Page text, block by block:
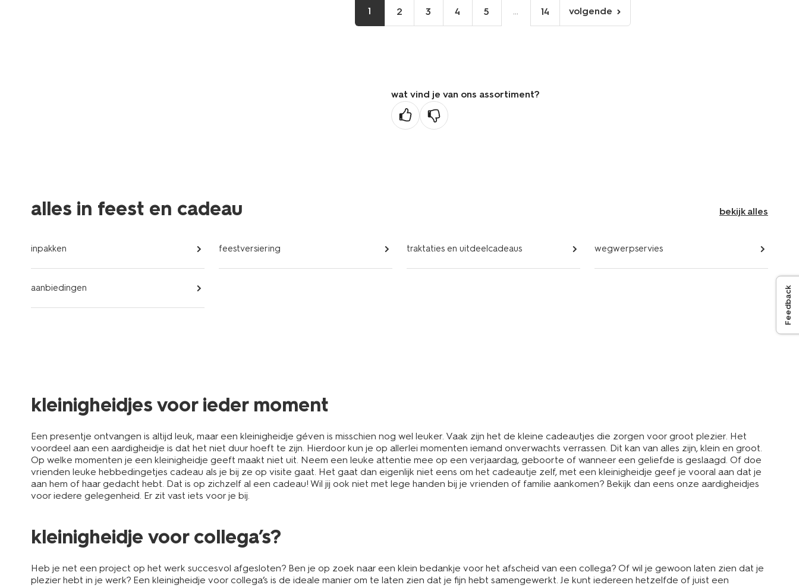
1 2 3 4 5 ... 14
volgende
pagina
volgende
wat vind je van ons assortiment?
Feedback
alles in feest en cadeau bekijk alles
inpakken feestversiering traktaties en uitdeelcadeaus wegwerpservies
aanbiedingen
kleinigheidjes voor ieder moment
Een presentje ontvangen is altijd leuk, maar een kleinigheidje géven is misschien nog wel leuker. Vaak zijn het de kleine cadeautjes die zorgen voor groot plezier. Het
voordeel aan een aardigheidje is dat het niet duur hoeft te zijn. Hierdoor kun je op allerlei momenten iemand onverwachts verrassen. Dit kan van alles zijn, klein en groot.
Op welke momenten je een kleinigheidje geeft maakt niet uit. Neem een leuke attentie mee op een verjaardag, geboorte of wanneer een geliefde is geslaagd. Of doe
vrienden leuke hebbedingetjes cadeau als je bij ze op visite gaat. Het gaat dan eigenlijk niet eens om het cadeautje zelf, met een kleinigheidje geef je vooral aan dat je
aan hem of haar gedacht hebt. Dat is op zichzelf al een cadeau! Wil jij ook niet met lege handen bij je vrienden of familie aankomen? Bekijk dan eens onze aardigheidjes
voor iedere gelegenheid. Er zit vast iets voor je bij.
kleinigheidje voor collega’s?
Heb je net een project op het werk succesvol afgesloten? Ben je op zoek naar een klein bedankje voor het afscheid van een collega? Of wil je gewoon laten zien dat je
plezier hebt in je werk? Een kleinigheidje voor collega’s is de ideale manier om te laten zien dat je fijn hebt samengewerkt. Je kunt iedereen hetzelfde of juist een